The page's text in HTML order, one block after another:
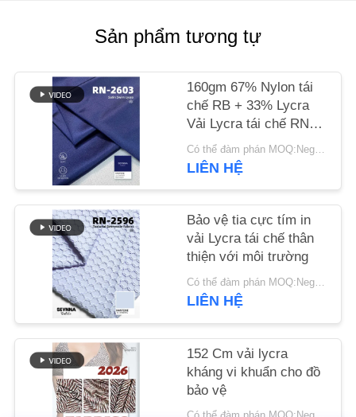
LIÊN
HỆ
CHÚNG
TIN
TỨC
TRƯỜNG
HỢP
Sản phẩm tương tự
160gm 67% Nylon tái
chế RB + 33% Lycra
Vải Lycra tái chế RN-
2603
Có thể đàm phán MOQ:Negotiable
LIÊN HỆ
Bảo vệ tia cực tím in
vải Lycra tái chế thân
thiện với môi trường
Có thể đàm phán MOQ:Negotiable
LIÊN HỆ
152 Cm vải lycra
kháng vi khuẩn cho đồ
bảo vệ